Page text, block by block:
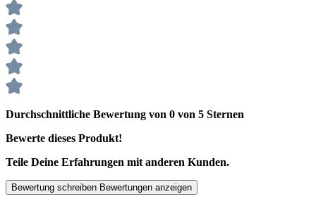
Durchschnittliche Bewertung von 0 von 5 Sternen
Bewerte dieses Produkt!
Teile Deine Erfahrungen mit anderen Kunden.
Bewertung schreiben Bewertungen anzeigen